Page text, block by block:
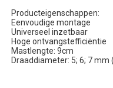
Producteigenschappen:
Eenvoudige montage
Universeel inzetbaar
Hoge ontvangstefficiëntie
Mastlengte: 9cm
Draaddiameter: 5; 6; 7 mm